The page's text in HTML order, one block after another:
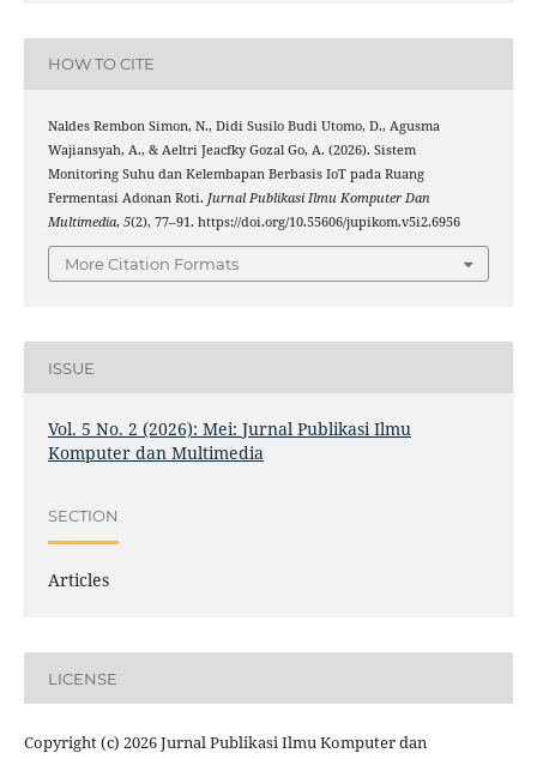
HOW TO CITE
Naldes Rembon Simon, N., Didi Susilo Budi Utomo, D., Agusma
Wajiansyah, A., & Aeltri Jeacfky Gozal Go, A. (2026). Sistem
Monitoring Suhu dan Kelembapan Berbasis IoT pada Ruang
Fermentasi Adonan Roti. Jurnal Publikasi Ilmu Komputer Dan
Multimedia, 5(2), 77–91. https://doi.org/10.55606/jupikom.v5i2.6956
More Citation Formats
ISSUE
Vol. 5 No. 2 (2026): Mei: Jurnal Publikasi Ilmu
Komputer dan Multimedia
SECTION
Articles
LICENSE
Copyright (c) 2026 Jurnal Publikasi Ilmu Komputer dan